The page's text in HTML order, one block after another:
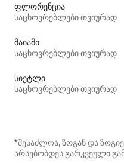
ფლორენცია
საცხოვრებლები თვიურად
მაიამი
საცხოვრებლები თვიურად
სიეტლი
საცხოვრებლები თვიურად
*შესაძლოა, ზოგან და
არსებობდეს გარკვეული